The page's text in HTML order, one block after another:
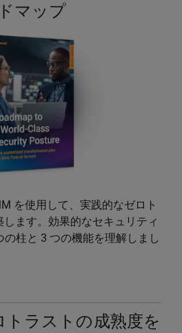
マップ
を使用して、実践的なゼロト
ます。効果的なセキュリティ
の柱と 3 つの機能を理解しまし
ラストの成熟度を